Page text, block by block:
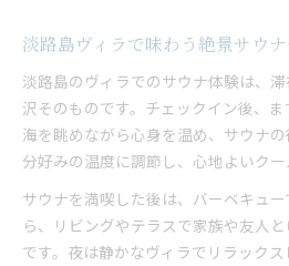
淡路島ヴィラで味わう絶景サウ
淡路島のヴィラでのサウナ体験は、
沢そのものです。チェックイン後、
海を眺めながら心身を温め、サウナ
分好みの温度に調節し、心地よいクー
サウナを満喫した後は、バーベキュ
ら、リビングやテラスで家族や友人
です。夜は静かなヴィラでリラック